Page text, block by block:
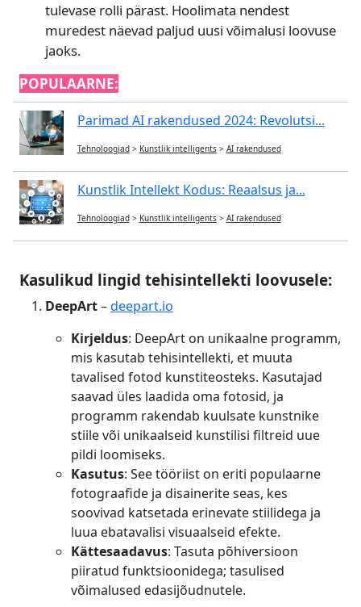
tulevase rolli pärast. Hoolimata nendest
muredest näevad paljud uusi võimalusi loovuse
jaoks.
POPULAARNE:
Parimad AI rakendused 2024: Revolutsi...
Tehnoloogiad > Kunstlik intelligents > AI rakendused
Kunstlik Intellekt Kodus: Reaalsus ja...
Tehnoloogiad > Kunstlik intelligents > AI rakendused
Kasulikud lingid tehisintellekti loovusele:
DeepArt–deepart.io
Kirjeldus: DeepArt on unikaalne programm,
mis kasutab tehisintellekti, et muuta
tavalised fotod kunstiteosteks. Kasutajad
saavad üles laadida oma fotosid, ja
programm rakendab kuulsate kunstnike
stiile või unikaalseid kunstilisi filtreid uue
pildi loomiseks.
Kasutus: See tööriist on eriti populaarne
fotograafide ja disainerite seas, kes
soovivad katsetada erinevate stiilidega ja
luua ebatavalisi visuaalseid efekte.
Kättesaadavus: Tasuta põhiversioon
piiratud funktsioonidega; tasulised
võimalused edasijõudnutele.